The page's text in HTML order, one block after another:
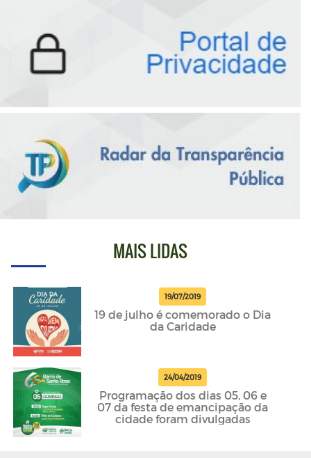
MAIS LIDAS
19/07/2019
19 de julho é comemorado o Dia
da Caridade
24/04/2019
Programação dos dias 05, 06 e
07 da festa de emancipação da
cidade foram divulgadas